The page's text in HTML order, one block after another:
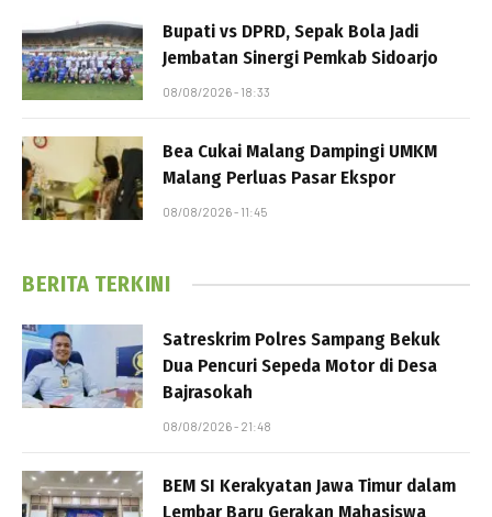
Bupati vs DPRD, Sepak Bola Jadi
Jembatan Sinergi Pemkab Sidoarjo
08/08/2026 - 18:33
Bea Cukai Malang Dampingi UMKM
Malang Perluas Pasar Ekspor
08/08/2026 - 11:45
BERITA TERKINI
Satreskrim Polres Sampang Bekuk
Dua Pencuri Sepeda Motor di Desa
Bajrasokah
08/08/2026 - 21:48
BEM SI Kerakyatan Jawa Timur dalam
Lembar Baru Gerakan Mahasiswa